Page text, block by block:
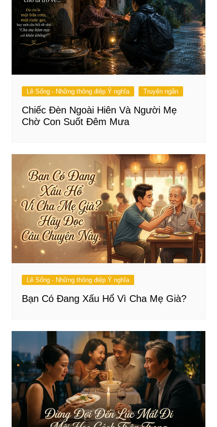
Lẽ Sống - Những thông điệp Ý nghĩa Truyện ngắn
Chiếc Đèn Ngoài Hiên Và Người Mẹ
Chờ Con Suốt Đêm Mưa
Lẽ Sống - Những thông điệp Ý nghĩa
Bạn Có Đang Xấu Hổ Vì Cha Mẹ Già?